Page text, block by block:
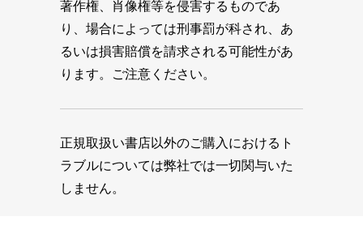
著作権、肖像権等を侵害するものであ
り、場合によっては刑事罰が科され、あ
るいは損害賠償を請求される可能性があ
ります。ご注意ください。
正規取扱い書店以外のご購入におけるト
ラブルについては弊社では一切関与いた
しません。